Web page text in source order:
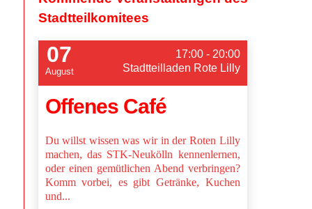
Stadtteilkomitees
07
August
17:00 - 20:00
Stadtteilladen Rote Lilly
Offenes Café
Du willst wissen was wir in der Roten Lilly
machen, das STK-Neukölln kennenlernen,
oder einen gemütlichen Abend verbringen?
Komm vorbei, es gibt Getränke, Kuchen
und...